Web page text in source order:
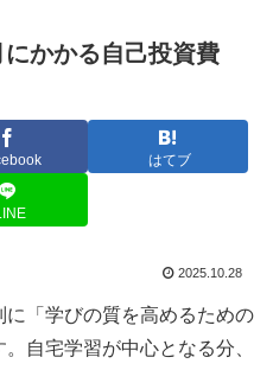
かかる自己投資費
はてブ
2025.10.28
「学びの質を高めるための
自宅学習が中心となる分、